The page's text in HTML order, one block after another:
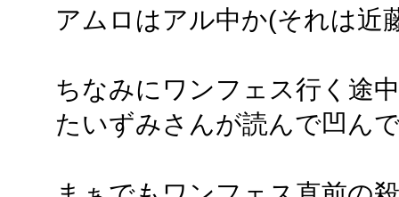
アムロはアル中か(それは近
ちなみにワンフェス行く途
たいずみさんが読んで凹ん